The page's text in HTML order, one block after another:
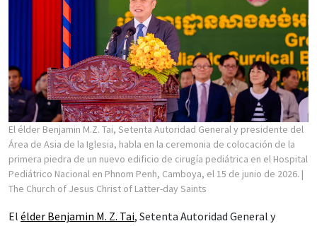
El élder Benjamin M.Z. Tai, Setenta Autoridad General y presidente del
Área de Asia de la Iglesia, habla en la ceremonia de colocación de la
primera piedra de un nuevo edificio de cirugía pediátrica en el Hospital
Pediátrico Nacional en Phnom Penh, Camboya, el 15 de junio de 2026. |
The Church of Jesus Christ of Latter-day Saints
El élder Benjamin M. Z. Tai, Setenta Autoridad General y